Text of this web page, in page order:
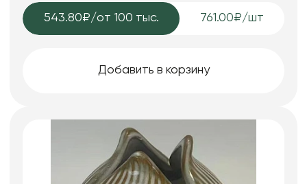
543.80₽/от 100 тыс. 761.00₽/шт
Добавить в корзину